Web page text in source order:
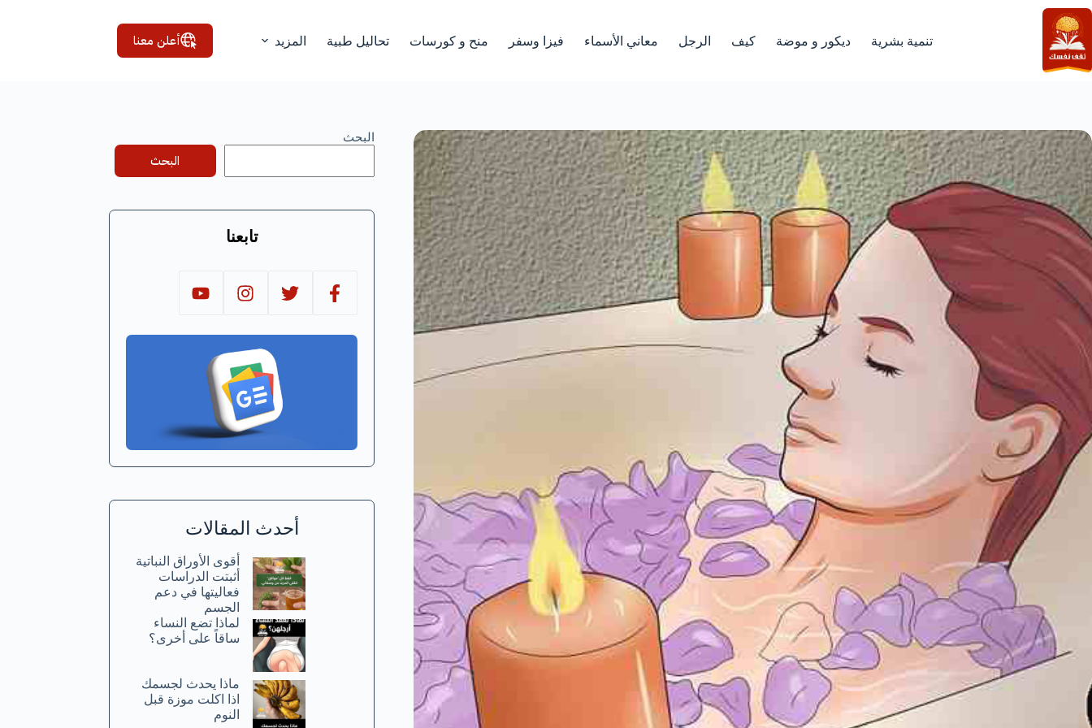
التجاوز
إلى
المحتوى
تنمية بشرية ديكور و موضة كيف الرجل معاني الأسماء فيزا وسفر منح و كورسات تحاليل طبية المزيد أعلن معنا
البحث
البحث
تابعنا
أحدث المقالات
أقوى الأوراق النباتية
أثبتت الدراسات
فعاليتها في دعم
الجسم
لماذا تضع النساء
ساقاً على أخرى؟
ماذا يحدث لجسمك
اذا اكلت موزة قبل
النوم